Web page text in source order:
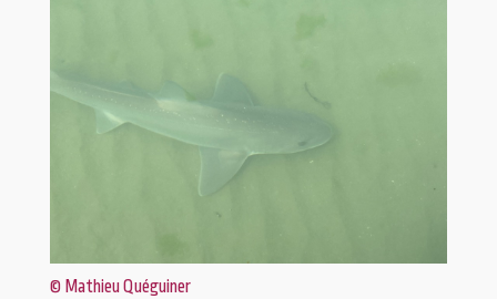
© Mathieu Quéguiner